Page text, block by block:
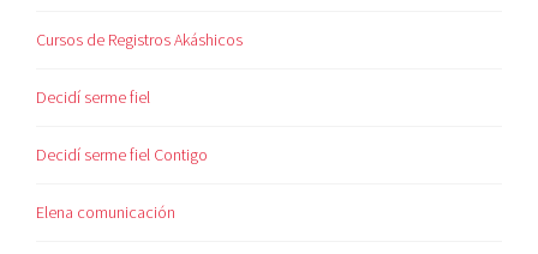
Cursos de Registros Akáshicos
Decidí serme fiel
Decidí serme fiel Contigo
Elena comunicación